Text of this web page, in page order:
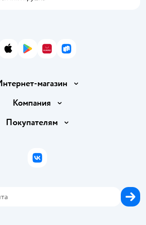
App StoreGoogle Play
AppGallery
RuStore
магазин
Доставка и оплата
Правила продажи
использования файлов cookie
Компания
Вакансии
Покупателям
Бонусные карты
ВКонтакте